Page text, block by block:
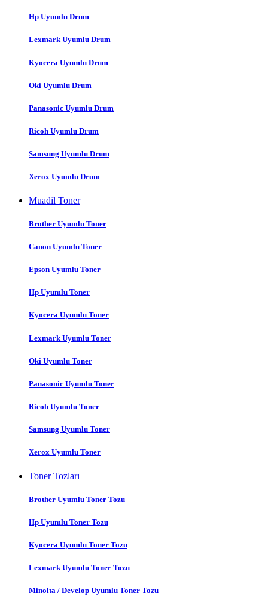
Hp Uyumlu Drum
Lexmark Uyumlu Drum
Kyocera Uyumlu Drum
Oki Uyumlu Drum
Panasonic Uyumlu Drum
Ricoh Uyumlu Drum
Samsung Uyumlu Drum
Xerox Uyumlu Drum
Muadil Toner
Brother Uyumlu Toner
Canon Uyumlu Toner
Epson Uyumlu Toner
Hp Uyumlu Toner
Kyocera Uyumlu Toner
Lexmark Uyumlu Toner
Oki Uyumlu Toner
Panasonic Uyumlu Toner
Ricoh Uyumlu Toner
Samsung Uyumlu Toner
Xerox Uyumlu Toner
Toner Tozları
Brother Uyumlu Toner Tozu
Hp Uyumlu Toner Tozu
Kyocera Uyumlu Toner Tozu
Lexmark Uyumlu Toner Tozu
Minolta / Develop Uyumlu Toner Tozu